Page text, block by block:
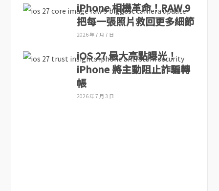
iPhone 相機革命！RAW 9
把每一張照片救回更多細節
2026 年 7 月 7 日
iOS 27 最大亮點曝光！
iPhone 將主動阻止詐騙轉
帳
2026 年 7 月 3 日